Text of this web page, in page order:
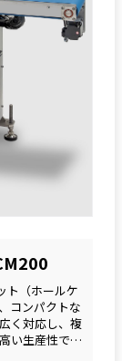
ト（ホールケ
コンパクトな
く対応し、複
い生産性で、